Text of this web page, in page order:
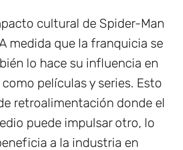
cultural de Spider-Man
medida que la franquicia se
lo hace su influencia en
películas y series. Esto
retroalimentación donde el
puede impulsar otro, lo
a la industria en